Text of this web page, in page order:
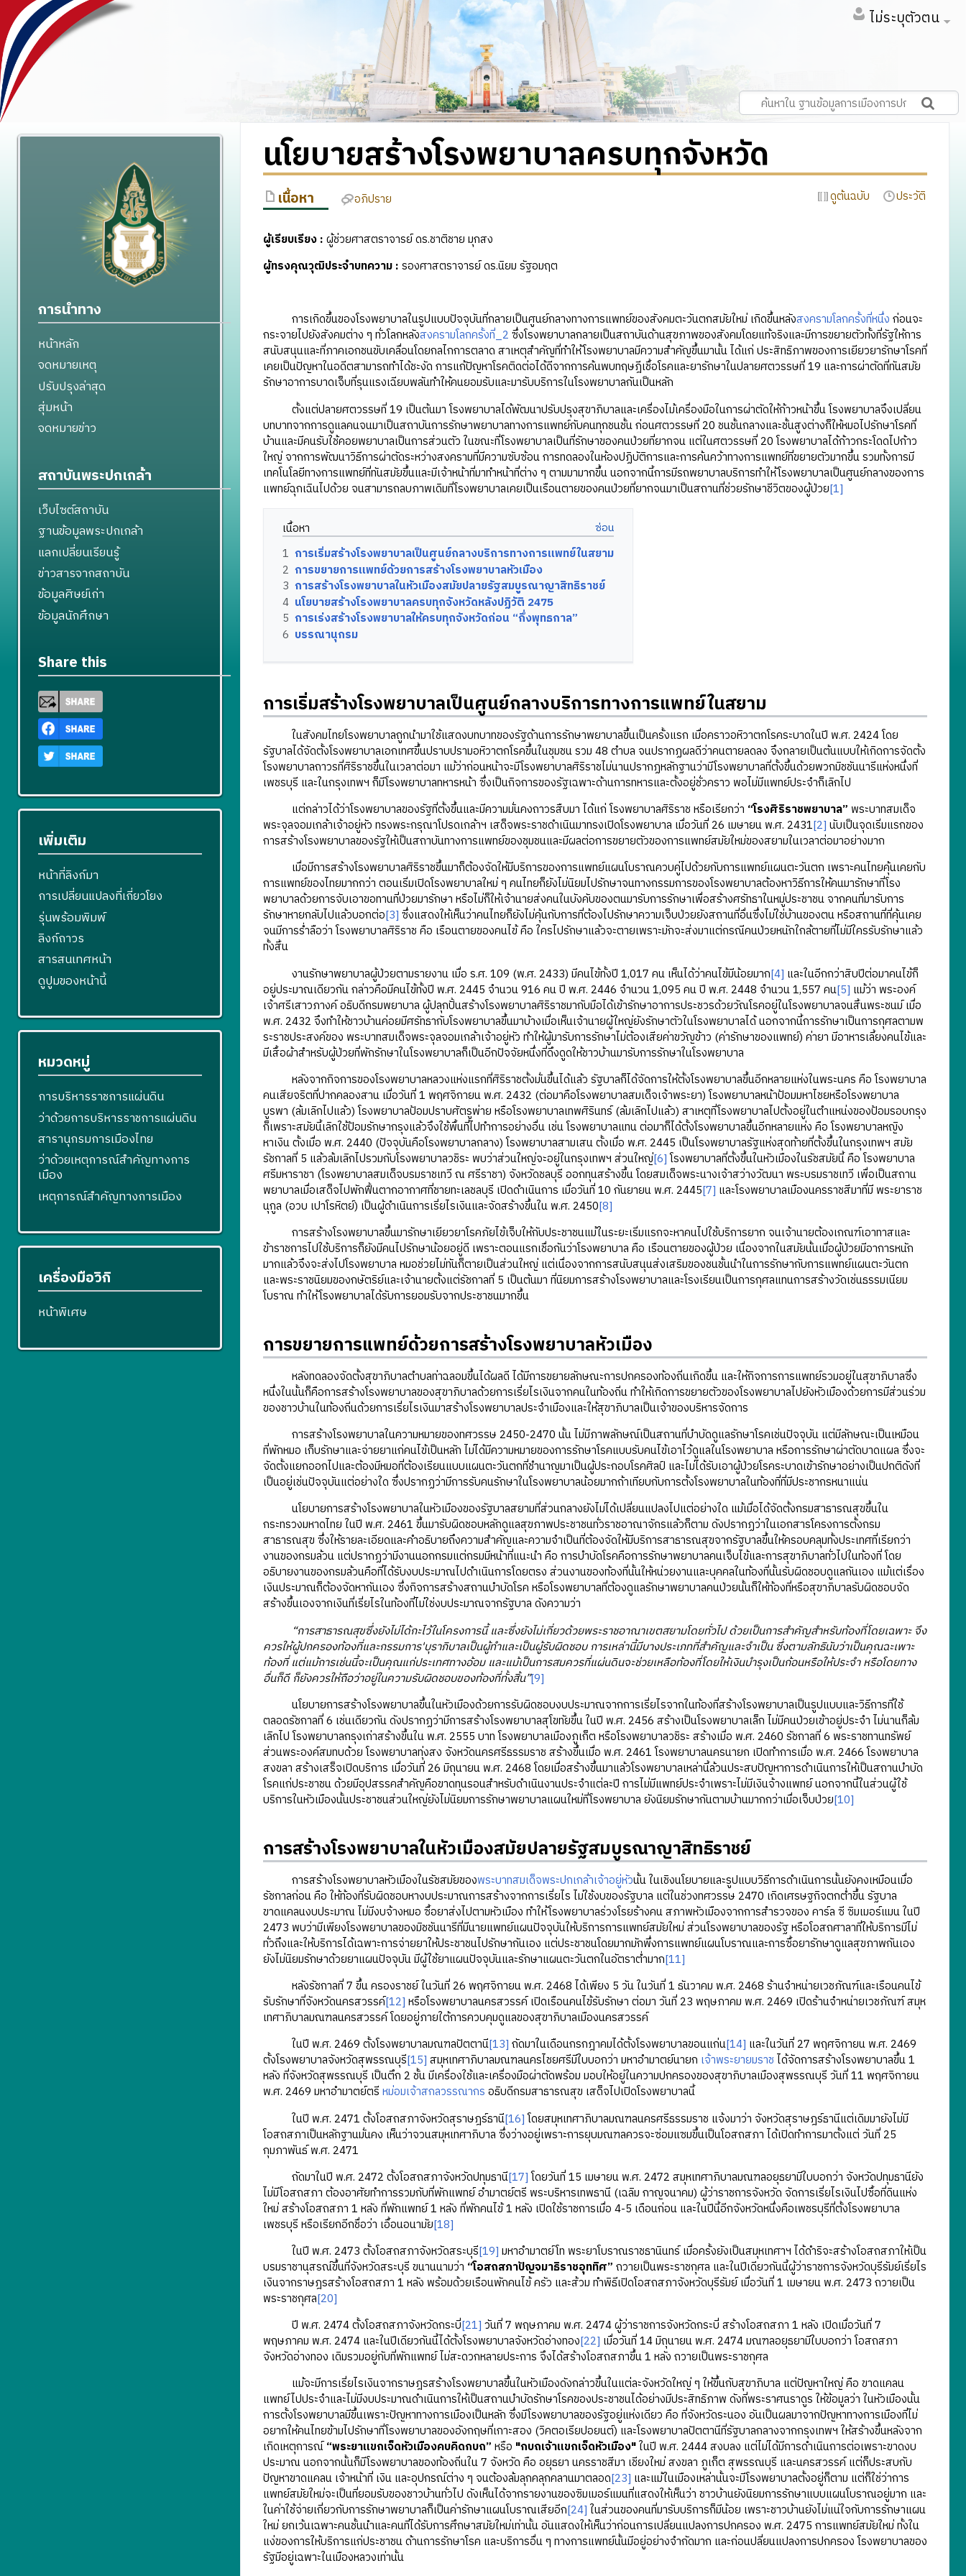
ไม่ระบุตัวตน
นโยบายสร้างโรงพยาบาลครบทุกจังหวัด
เนื้อหา อภิปราย ดูต้นฉบับ ประวัติ
ผู้เรียบเรียง : ผู้ช่วยศาสตราจารย์ ดร.ชาติชาย มุกสง
ผู้ทรงคุณวุฒิประจำบทความ : รองศาสตราจารย์ ดร.นิยม รัฐอมฤต
การเกิดขึ้นของโรงพยาบาลในรูปแบบปัจจุบันที่กลายเป็นศูนย์กลางทางการแพทย์ของสังคมตะวันตกสมัยใหม่ เกิดขึ้นหลังสงครามโลกครั้งที่หนึ่ง ก่อนจะ
กระจายไปยังสังคมต่าง ๆ ทั่วโลกหลังสงครามโลกครั้งที่_2 ซึ่งโรงพยาบาลกลายเป็นสถาบันด้านสุขภาพของสังคมโดยแท้จริงและมีการขยายตัวทั้งที่รัฐให้การ
สนับสนุนและที่ภาคเอกชนขับเคลื่อนโดยกลไกการตลาด สาเหตุสำคัญที่ทำให้โรงพยาบาลมีความสำคัญขึ้นมานั้น ได้แก่ ประสิทธิภาพของการเยียวยารักษาโรคที่
เคยเป็นปัญหาในอดีตสามารถทำได้ชะงัด การแก้ปัญหาโรคติดต่อได้ดีจากการค้นพบทฤษฎีเชื้อโรคและยารักษาในปลายศตวรรษที่ 19 และการผ่าตัดที่ทันสมัย
รักษาอาการบาดเจ็บที่รุนแรงเฉียบพลันทำให้คนยอมรับและมารับบริการในโรงพยาบาลกันเป็นหลัก
ตั้งแต่ปลายศตวรรษที่ 19 เป็นต้นมา โรงพยาบาลได้พัฒนาปรับปรุงสุขาภิบาลและเครื่องไม้เครื่องมือในการผ่าตัดให้ก้าวหน้าขึ้น โรงพยาบาลจึงเปลี่ยน
บทบาทจากการดูแลคนจนมาเป็นสถาบันการรักษาพยาบาลทางการแพทย์กับคนทุกชนชั้น ก่อนศตวรรษที่ 20 ชนชั้นกลางและชั้นสูงต่างก็ให้หมอไปรักษาโรคที่
บ้านและมีคนรับใช้คอยพยาบาลเป็นการส่วนตัว ในขณะที่โรงพยาบาลเป็นที่รักษาของคนป่วยที่ยากจน แต่ในศตวรรษที่ 20 โรงพยาบาลได้ก้าวกระโดดไปก้าว
ใหญ่ จากการพัฒนาวิธีการผ่าตัดระหว่างสงครามที่มีความซับซ้อน การทดลองในห้องปฏิบัติการและการค้นคว้าทางการแพทย์ที่ขยายตัวมากขึ้น รวมทั้งการมี
เทคโนโลยีทางการแพทย์ที่ทันสมัยขึ้นและมีเจ้าหน้าที่มาทำหน้าที่ต่าง ๆ ตามมามากขึ้น นอกจากนี้การมีรถพยาบาลบริการทำให้โรงพยาบาลเป็นศูนย์กลางของการ
แพทย์ฉุกเฉินไปด้วย จนสามารถลบภาพเดิมที่โรงพยาบาลเคยเป็นเรือนตายของคนป่วยที่ยากจนมาเป็นสถานที่ช่วยรักษาชีวิตของผู้ป่วย[1]
เนื้อหา
1 การเริ่มสร้างโรงพยาบาลเป็นศูนย์กลางบริการทางการแพทย์ในสยาม
2 การขยายการแพทย์ด้วยการสร้างโรงพยาบาลหัวเมือง
3 การสร้างโรงพยาบาลในหัวเมืองสมัยปลายรัฐสมบูรณาญาสิทธิราชย์
4 นโยบายสร้างโรงพยาบาลครบทุกจังหวัดหลังปฏิวัติ 2475
5 การเร่งสร้างโรงพยาบาลให้ครบทุกจังหวัดก่อน “กึ่งพุทธกาล”
6 บรรณานุกรม
การเริ่มสร้างโรงพยาบาลเป็นศูนย์กลางบริการทางการแพทย์ในสยาม
ในสังคมไทยโรงพยาบาลถูกนำมาใช้แสดงบทบาทของรัฐด้านการรักษาพยาบาลขึ้นเป็นครั้งแรก เมื่อคราวอหิวาตกโรคระบาดในปี พ.ศ. 2424 โดย
รัฐบาลได้จัดตั้งโรงพยาบาลเอกเทศขึ้นปราบปรามอหิวาตกโรคขึ้นในชุมชน รวม 48 ตำบล จนปรากฏผลดีว่าคนตายลดลง จึงกลายเป็นต้นแบบให้เกิดการจัดตั้ง
โรงพยาบาลถาวรที่ศิริราชขึ้นในเวลาต่อมา แม้ว่าก่อนหน้าจะมีโรงพยาบาลศิริราชไม่นานปรากฏหลักฐานว่ามีโรงพยาบาลที่ตั้งขึ้นด้วยพวกมิชชันนารีแห่งหนึ่งที่
เพชรบุรี และในกรุงเทพฯ ก็มีโรงพยาบาลทหารหน้า ซึ่งเป็นกิจการของรัฐเฉพาะด้านการทหารและตั้งอยู่ชั่วคราว พอไม่มีแพทย์ประจำก็เลิกไป
แต่กล่าวได้ว่าโรงพยาบาลของรัฐที่ตั้งขึ้นและมีความมั่นคงถาวรสืบมา ได้แก่ โรงพยาบาลศิริราช หรือเรียกว่า “โรงศิริราชพยาบาล” พระบาทสมเด็จ
พระจุลจอมเกล้าเจ้าอยู่หัว ทรงพระกรุณาโปรดเกล้าฯ เสด็จพระราชดำเนินมาทรงเปิดโรงพยาบาล เมื่อวันที่ 26 เมษายน พ.ศ. 2431[2] นับเป็นจุดเริ่มแรกของ
การสร้างโรงพยาบาลของรัฐให้เป็นสถาบันทางการแพทย์ของชุมชนและมีผลต่อการขยายตัวของการแพทย์สมัยใหม่ของสยามในเวลาต่อมาอย่างมาก
เมื่อมีการสร้างโรงพยาบาลศิริราชขึ้นมาก็ต้องจัดให้มีบริการของการแพทย์แผนโบราณควบคู่ไปด้วยกับการแพทย์แผนตะวันตก เพราะคนไทยคุ้นเคยกับ
การแพทย์ของไทยมากกว่า ตอนเริ่มเปิดโรงพยาบาลใหม่ ๆ คนไทยก็ยังไม่นิยมไปรักษาจนทางกรรมการของโรงพยาบาลต้องหาวิธีการให้คนมารักษาที่โรง
พยาบาลด้วยการจับเอาขอทานที่ป่วยมารักษา หรือไม่ก็ให้เจ้านายส่งคนในบังคับของตนมารับการรักษาเพื่อสร้างศรัทธาในหมู่ประชาชน จากคนที่มารับการ
รักษาหายกลับไปแล้วบอกต่อ[3] ซึ่งแสดงให้เห็นว่าคนไทยก็ยังไม่คุ้นกับการที่ต้องไปรักษาความเจ็บป่วยยังสถานที่อื่นซึ่งไม่ใช่บ้านของตน หรือสถานที่ที่คุ้นเคย
จนมีการร่ำลือว่า โรงพยาบาลศิริราช คือ เรือนตายของคนไข้ คือ ใครไปรักษาแล้วจะตายเพราะมักจะส่งมาแต่กรณีคนป่วยหนักใกล้ตายที่ไม่มีใครรับรักษาแล้ว
ทั้งสิ้น
งานรักษาพยาบาลผู้ป่วยตามรายงาน เมื่อ ร.ศ. 109 (พ.ศ. 2433) มีคนไข้ทั้งปี 1,017 คน เห็นได้ว่าคนไข้มีน้อยมาก[4] และในอีกกว่าสิบปีต่อมาคนไข้ก็
อยู่ประมาณเดียวกัน กล่าวคือมีคนไข้ทั้งปี พ.ศ. 2445 จำนวน 916 คน ปี พ.ศ. 2446 จำนวน 1,095 คน ปี พ.ศ. 2448 จำนวน 1,557 คน[5] แม้ว่า พระองค์
เจ้าศรีเสาวภางค์ อธิบดีกรมพยาบาล ผู้ปลุกปั้นสร้างโรงพยาบาลศิริราชมากับมือได้เข้ารักษาอาการประชวรด้วยวัณโรคอยู่ในโรงพยาบาลจนสิ้นพระชนม์ เมื่อ
พ.ศ. 2432 จึงทำให้ชาวบ้านค่อยมีศรัทธากับโรงพยาบาลขึ้นมาบ้างเมื่อเห็นเจ้านายผู้ใหญ่ยังรักษาตัวในโรงพยาบาลได้ นอกจากนี้การรักษาเป็นการกุศลตามพ
ระราชประสงค์ของ พระบาทสมเด็จพระจุลจอมเกล้าเจ้าอยู่หัว ทำให้ผู้มารับการรักษาไม่ต้องเสียค่าขวัญข้าว (ค่ารักษาของแพทย์) ค่ายา มีอาหารเลี้ยงคนไข้และ
มีเสื้อผ้าสำหรับผู้ป่วยที่พักรักษาในโรงพยาบาลก็เป็นอีกปัจจัยหนึ่งที่ดึงดูดให้ชาวบ้านมารับการรักษาในโรงพยาบาล
หลังจากกิจการของโรงพยาบาลหลวงแห่งแรกที่ศิริราชตั้งมั่นขึ้นได้แล้ว รัฐบาลก็ได้จัดการให้ตั้งโรงพยาบาลขึ้นอีกหลายแห่งในพระนคร คือ โรงพยาบาล
คนเสียจริตที่ปากคลองสาน เมื่อวันที่ 1 พฤศจิกายน พ.ศ. 2432 (ต่อมาคือโรงพยาบาลสมเด็จเจ้าพระยา) โรงพยาบาลหน้าป้อมมหาไชยหรือโรงพยาบาล
บูรพา (ล้มเลิกไปแล้ว) โรงพยาบาลป้อมปราบศัตรูพ่าย หรือโรงพยาบาลเทพศิรินทร์ (ล้มเลิกไปแล้ว) สาเหตุที่โรงพยาบาลไปตั้งอยู่ในตำแหน่งของป้อมรอบกรุง
ก็เพราะสมัยนี้เลิกใช้ป้อมรักษากรุงแล้วจึงใช้พื้นที่ไปทำการอย่างอื่น เช่น โรงพยาบาลแทน ต่อมาก็ได้ตั้งโรงพยาบาลขึ้นอีกหลายแห่ง คือ โรงพยาบาลหญิง
หาเงิน ตั้งเมื่อ พ.ศ. 2440 (ปัจจุบันคือโรงพยาบาลกลาง) โรงพยาบาลสามเสน ตั้งเมื่อ พ.ศ. 2445 เป็นโรงพยาบาลรัฐแห่งสุดท้ายที่ตั้งขึ้นในกรุงเทพฯ สมัย
รัชกาลที่ 5 แล้วล้มเลิกไปรวมกับโรงพยาบาลวชิระ พบว่าส่วนใหญ่จะอยู่ในกรุงเทพฯ ส่วนใหญ่[6]โรงพยาบาลที่ตั้งขึ้นในหัวเมืองในรัชสมัยนี้ คือ โรงพยาบาล
ศรีมหาราชา (โรงพยาบาลสมเด็จบรมราชเทวี ณ ศรีราชา) จังหวัดชลบุรี ออกทุนสร้างขึ้น โดยสมเด็จพระนางเจ้าสว่างวัฒนา พระบรมราชเทวี เพื่อเป็นสถาน
พยาบาลเมื่อเสด็จไปพักฟื้นตากอากาศที่ชายทะเลชลบุรี เปิดดำเนินการ เมื่อวันที่ 10 กันยายน พ.ศ. 2445[7] และโรงพยาบาลเมืองนครราชสีมาที่มี พระยาราช
นุกูล (อวบ เปาโรหิตย์) เป็นผู้ดำเนินการเรี่ยไรเงินและจัดสร้างขึ้นใน พ.ศ. 2450[8]
การสร้างโรงพยาบาลขึ้นมารักษาเยียวยาโรคภัยไข้เจ็บให้กับประชาชนแม้ในระยะเริ่มแรกจะหาคนไปใช้บริการยาก จนเจ้านายต้องเกณฑ์เอาทาสและ
ข้าราชการไปใช้บริการก็ยังมีคนไปรักษาน้อยอยู่ดี เพราะตอนแรกเชื่อกันว่าโรงพยาบาล คือ เรือนตายของผู้ป่วย เนื่องจากในสมัยนั้นเมื่อผู้ป่วยมีอาการหนัก
มากแล้วจึงจะส่งไปโรงพยาบาล หมอช่วยไม่ทันก็ตายเป็นส่วนใหญ่ แต่เนื่องจากการสนับสนุนส่งเสริมของชนชั้นนำในการรักษากับการแพทย์แผนตะวันตก
และพระราชนิยมของกษัตริย์และเจ้านายตั้งแต่รัชกาลที่ 5 เป็นต้นมา ที่นิยมการสร้างโรงพยาบาลและโรงเรียนเป็นการกุศลแทนการสร้างวัดเช่นธรรมเนียม
โบราณ ทำให้โรงพยาบาลได้รับการยอมรับจากประชาชนมากขึ้น
การขยายการแพทย์ด้วยการสร้างโรงพยาบาลหัวเมือง
หลังทดลองจัดตั้งสุขาภิบาลตำบลท่าฉลอมขึ้นได้ผลดี ได้มีการขยายลักษณะการปกครองท้องถิ่นเกิดขึ้น และให้กิจการการแพทย์รวมอยู่ในสุขาภิบาลซึ่ง
หนึ่งในนั้นก็คือการสร้างโรงพยาบาลของสุขาภิบาลด้วยการเรี่ยไรเงินจากคนในท้องถิ่น ทำให้เกิดการขยายตัวของโรงพยาบาลไปยังหัวเมืองด้วยการมีส่วนร่วม
ของชาวบ้านในท้องถิ่นด้วยการเรี่ยไรเงินมาสร้างโรงพยาบาลประจำเมืองและให้สุขาภิบาลเป็นเจ้าของบริหารจัดการ
การสร้างโรงพยาบาลในความหมายของทศวรรษ 2450-2470 นั้น ไม่มีภาพลักษณ์เป็นสถานที่บำบัดดูแลรักษาโรคเช่นปัจจุบัน แต่มีลักษณะเป็นเหมือน
ที่พักหมอ เก็บรักษาและจ่ายยาแก่คนไข้เป็นหลัก ไม่ได้มีความหมายของการรักษาโรคแบบรับคนไข้เอาไว้ดูแลในโรงพยาบาล หรือการรักษาผ่าตัดบาดแผล ซึ่งจะ
จัดตั้งแยกออกไปและต้องมีหมอที่ต้องเรียนแบบแผนตะวันตกที่ชำนาญมาเป็นผู้ประกอบโรคศิลป์ และไม่ได้รับเอาผู้ป่วยโรคระบาดเข้ารักษาอย่างเป็นปกติดังที่
เป็นอยู่เช่นปัจจุบันแต่อย่างใด ซึ่งปรากฏว่ามีการรับคนรักษาในโรงพยาบาลน้อยมากถ้าเทียบกับการตั้งโรงพยาบาลในท้องที่ที่มีประชากรหนาแน่น
นโยบายการสร้างโรงพยาบาลในหัวเมืองของรัฐบาลสยามที่ส่วนกลางยังไม่ได้เปลี่ยนแปลงไปแต่อย่างใด แม้เมื่อได้จัดตั้งกรมสาธารณสุขขึ้นใน
กระทรวงมหาดไทย ในปี พ.ศ. 2461 ขึ้นมารับผิดชอบหลักดูแลสุขภาพประชาชนทั่วราชอาณาจักรแล้วก็ตาม ดังปรากฏว่าในเอกสารโครงการตั้งกรม
สาธารณสุข ซึ่งให้รายละเอียดและคำอธิบายถึงความสำคัญและความจำเป็นที่ต้องจัดให้มีบริการสาธารณสุขจากรัฐบาลขึ้นให้ครอบคลุมทั้งประเทศที่เรียกว่า
งานของกรมล้วน แต่ปรากฏว่ามีงานนอกกรมแต่กรมมีหน้าที่แนะนำ คือ การบำบัดโรคคือการรักษาพยาบาลคนเจ็บไข้และการสุขาภิบาลทั่วไปในท้องที่ โดย
อธิบายงานของกรมล้วนคือที่ได้รับงบประมาณไปดำเนินการโดยตรง ส่วนงานของท้องที่นั้นให้หน่วยงานและบุคคลในท้องที่นั้นรับผิดชอบดูแลกันเอง แม้แต่เรื่อง
เงินประมาณก็ต้องจัดหากันเอง ซึ่งกิจการสร้างสถานบำบัดโรค หรือโรงพยาบาลที่ต้องดูแลรักษาพยาบาลคนป่วยนั้นก็ให้ท้องที่หรือสุขาภิบาลรับผิดชอบจัด
สร้างขึ้นเองจากเงินที่เรี่ยไรในท้องที่ไม่ใช่งบประมาณจากรัฐบาล ดังความว่า
“การสาธารณสุขซึ่งยังไม่ได้กะไว้ในโครงการนี้ และซึ่งยังไม่เกี่ยวด้วยพระราชอาณาเขตสยามโดยทั่วไป ด้วยเป็นการสำคัญสำหรับท้องที่โดยเฉพาะ จึง
ควรให้ผู้ปกครองท้องที่และกรรมการ'บุราภิบาลเป็นผู้ทำและเป็นผู้รับผิดชอบ การเหล่านี้มีบางประเภทที่สำคัญและจำเป็น ซึ่งตามลัทธินับว่าเป็นคุณฉะเพาะ
ท้องที่ แต่แม้การเช่นนี้จะเป็นคุณแก่ประเทศทางอ้อม และแม้เป็นการสมควรที่แผ่นดินจะช่วยเหลือท้องที่โดยให้เงินบำรุงเป็นก้อนหรือให้ประจำ หรือโดยทาง
อื่นก็ดี ก็ยังควรให้ถือว่าอยู่ในความรับผิดชอบของท้องที่ทั้งสิ้น”[9]
นโยบายการสร้างโรงพยาบาลขึ้นในหัวเมืองด้วยการรับผิดชอบงบประมาณจากการเรี่ยไรจากในท้องที่สร้างโรงพยาบาลเป็นรูปแบบและวิธีการที่ใช้
ตลอดรัชกาลที่ 6 เช่นเดียวกัน ดังปรากฏว่ามีการสร้างโรงพยาบาลสุโขทัยขึ้น ในปี พ.ศ. 2456 สร้างเป็นโรงพยาบาลเล็ก ไม่มีคนป่วยเข้าอยู่ประจำ ไม่นานก็ล้ม
เลิกไป โรงพยาบาลกรุงเก่าสร้างขึ้นใน พ.ศ. 2555 บาท โรงพยาบาลเมืองภูเก็ต หรือโรงพยาบาลวชิระ สร้างเมื่อ พ.ศ. 2460 รัชกาลที่ 6 พระราชทานทรัพย์
ส่วนพระองค์สมทบด้วย โรงพยาบาลทุ่งสง จังหวัดนครศรีธรรมราช สร้างขึ้นเมื่อ พ.ศ. 2461 โรงพยาบาลนครนายก เปิดทำการเมื่อ พ.ศ. 2466 โรงพยาบาล
สงขลา สร้างเสร็จเปิดบริการ เมื่อวันที่ 26 มิถุนายน พ.ศ. 2468 โดยเมื่อสร้างขึ้นมาแล้วโรงพยาบาลเหล่านี้ล้วนประสบปัญหาการดำเนินการให้เป็นสถานบำบัด
โรคแก่ประชาชน ด้วยมีอุปสรรคสำคัญคือขาดทุนรอนสำหรับดำเนินงานประจำแต่ละปี การไม่มีแพทย์ประจำเพราะไม่มีเงินจ้างแพทย์ นอกจากนี้ในส่วนผู้ใช้
บริการในหัวเมืองนั้นประชาชนส่วนใหญ่ยังไม่นิยมการรักษาพยาบาลแผนใหม่ที่โรงพยาบาล ยังนิยมรักษากันตามบ้านมากกว่าเมื่อเจ็บป่วย[10]
การสร้างโรงพยาบาลในหัวเมืองสมัยปลายรัฐสมบูรณาญาสิทธิราชย์
การสร้างโรงพยาบาลหัวเมืองในรัชสมัยของพระบาทสมเด็จพระปกเกล้าเจ้าอยู่หัวนั้น ในเชิงนโยบายและรูปแบบวิธีการดำเนินการนั้นยังคงเหมือนเมื่อ
รัชกาลก่อน คือ ให้ท้องที่รับผิดชอบหางบประมาณการสร้างจากการเรี่ยไร ไม่ใช้งบของรัฐบาล แต่ในช่วงทศวรรษ 2470 เกิดเศรษฐกิจตกต่ำขึ้น รัฐบาล
ขาดแคลนงบประมาณ ไม่มีงบจ้างหมอ ซื้อยาส่งไปตามหัวเมือง ทำให้โรงพยาบาลร่วงโรยร้างคน สภาพหัวเมืองจากการสำรวจของ คาร์ล ซี ซิมเมอร์แมน ในปี
2473 พบว่ามีเพียงโรงพยาบาลของมิชชันนารีที่มีนายแพทย์แผนปัจจุบันให้บริการการแพทย์สมัยใหม่ ส่วนโรงพยาบาลของรัฐ หรือโอสถศาลาที่ให้บริการมีไม่
ทั่วถึงและให้บริการได้เฉพาะการจ่ายยาให้ประชาชนไปรักษากันเอง แต่ประชาชนโดยมากมักพึ่งการแพทย์แผนโบราณและการซื้อยารักษาดูแลสุขภาพกันเอง
ยังไม่นิยมรักษาด้วยยาแผนปัจจุบัน มีผู้ใช้ยาแผนปัจจุบันและรักษาแผนตะวันตกในอัตราต่ำมาก[11]
หลังรัชกาลที่ 7 ขึ้น ครองราชย์ ในวันที่ 26 พฤศจิกายน พ.ศ. 2468 ได้เพียง 5 วัน ในวันที่ 1 ธันวาคม พ.ศ. 2468 ร้านจําหน่ายเวชภัณฑ์และเรือนคนไข้
รับรักษาที่จังหวัดนครสวรรค์[12] หรือโรงพยาบาลนครสวรรค์ เปิดเรือนคนไข้รับรักษา ต่อมา วันที่ 23 พฤษภาคม พ.ศ. 2469 เปิดร้านจําหน่ายเวชภัณฑ์ สมุห
เทศาภิบาลมณฑลนครสวรรค์ โดยอยู่ภายใต้การควบคุมดูแลของสุขาภิบาลเมืองนครสวรรค์
ในปี พ.ศ. 2469 ตั้งโรงพยาบาลมณฑลปัตตานี[13] ถัดมาในเดือนกรกฎาคมได้ตั้งโรงพยาบาลขอนแก่น[14] และในวันที่ 27 พฤศจิกายน พ.ศ. 2469
ตั้งโรงพยาบาลจังหวัดสุพรรณบุรี[15] สมุหเทศาภิบาลมณฑลนครไชยศรีมีใบบอกว่า มหาอํามาตย์นายก เจ้าพระยายมราช ได้จัดการสร้างโรงพยาบาลขึ้น 1
หลัง ที่จังหวัดสุพรรณบุรี เป็นตึก 2 ชั้น มีเครื่องใช้และเครื่องมือผ่าตัดพร้อม มอบให้อยู่ในความปกครองของสุขาภิบาลเมืองสุพรรณบุรี วันที่ 11 พฤศจิกายน
พ.ศ. 2469 มหาอํามาตย์ตรี หม่อมเจ้าสกลวรรณากร อธิบดีกรมสาธารณสุข เสด็จไปเปิดโรงพยาบาลนี้
ในปี พ.ศ. 2471 ตั้งโอสถสภาจังหวัดสุราษฎร์ธานี[16]โดยสมุหเทศาภิบาลมณฑลนครศรีธรรมราช แจ้งมาว่า จังหวัดสุราษฎร์ธานีแต่เดิมมายังไม่มี
โอสถสภาเป็นหลักฐานมั่นคง เห็นว่าจวนสมุหเทศาภิบาล ซึ่งว่างอยู่เพราะการยุบมณฑลควรจะซ่อมแซมขึ้นเป็นโอสถสภา ได้เปิดทําการมาตั้งแต่ วันที่ 25
กุมภาพันธ์ พ.ศ. 2471
ถัดมาในปี พ.ศ. 2472 ตั้งโอสถสภาจังหวัดปทุมธานี[17]โดยวันที่ 15 เมษายน พ.ศ. 2472 สมุหเทศาภิบาลมณฑลอยุธยามีใบบอกว่า จังหวัดปทุมธานียัง
ไม่มีโอสถสภา ต้องอาศัยทำการรวมกับที่พักแพทย์ อํามาตย์ตรี พระบริหารเทพธานี (เฉลิม กาญจนาคม) ผู้ว่าราชการจังหวัด จัดการเรี่ยไรเงินไปซื้อที่ดินแห่ง
ใหม่ สร้างโอสถสภา 1 หลัง ที่พักแพทย์ 1 หลัง ที่พักคนไข้ 1 หลัง เปิดใช้ราชการเมื่อ 4-5 เดือนก่อน และในปีนี้อีกจังหวัดหนึ่งคือเพชรบุรีที่ตั้งโรงพยาบาล
เพชรบุรี หรือเรียกอีกชื่อว่า เอื้อนอนามัย[18]
ในปี พ.ศ. 2473 ตั้งโอสถสภาจังหวัดสระบุรี[19] มหาอํามาตย์โท พระยาโบราณราชธานินทร์ เมื่อครั้งยังเป็นสมุหเทศาฯ ได้ดําริจะสร้างโอสถสภาให้เป็น
บรมราชานุสรณ์ขึ้นที่จังหวัดสระบุรี ขนานนามว่า “โอสถสภาปัญจมาธิราชอุททิศ” ถวายเป็นพระราชกุศล และในปีเดียวกันนี้ผู้ว่าราชการจังหวัดบุรีรัมย์เรี่ยไร
เงินจากราษฎรสร้างโอสถสภา 1 หลัง พร้อมด้วยเรือนพักคนไข้ ครัว และส้วม ทําพิธีเปิดโอสถสภาจังหวัดบุรีรัมย์ เมื่อวันที่ 1 เมษายน พ.ศ. 2473 ถวายเป็น
พระราชกุศล[20]
ปี พ.ศ. 2474 ตั้งโอสถสภาจังหวัดกระบี่[21] วันที่ 7 พฤษภาคม พ.ศ. 2474 ผู้ว่าราชการจังหวัดกระบี่ สร้างโอสถสภา 1 หลัง เปิดเมื่อวันที่ 7
พฤษภาคม พ.ศ. 2474 และในปีเดียวกันนี้ได้ตั้งโรงพยาบาลจังหวัดอ่างทอง[22] เมื่อวันที่ 14 มิถุนายน พ.ศ. 2474 มณฑลอยุธยามีใบบอกว่า โอสถสภา
จังหวัดอ่างทอง เดิมรวมอยู่กับที่พักแพทย์ ไม่สะดวกหลายประการ จึงได้สร้างโอสถสภาขึ้น 1 หลัง ถวายเป็นพระราชกุศล
แม้จะมีการเรี่ยไรเงินจากราษฎรสร้างโรงพยาบาลขึ้นในหัวเมืองดังกล่าวขึ้นในแต่ละจังหวัดใหญ่ ๆ ให้ขึ้นกับสุขาภิบาล แต่ปัญหาใหญ่ คือ ขาดแคลน
แพทย์ไปประจำและไม่มีงบประมาณดำเนินการให้เป็นสถานบำบัดรักษาโรคของประชาชนได้อย่างมีประสิทธิภาพ ดังที่พระราศนราดูร ให้ข้อมูลว่า ในหัวเมืองนั้น
การตั้งโรงพยาบาลมีขึ้นเพราะปัญหาทางการเมืองเป็นหลัก ซึ่งมีโรงพยาบาลของรัฐอยู่แห่งเดียว คือ ที่จังหวัดระนอง อันเป็นผลมาจากปัญหาทางการเมืองที่ไม่
อยากให้คนไทยข้ามไปรักษาที่โรงพยาบาลของอังกฤษที่เกาะสอง (วิคตอเรียปอยนต์) และโรงพยาบาลปัตตานีที่รัฐบาลกลางจากกรุงเทพฯ ให้สร้างขึ้นหลังจาก
เกิดเหตุการณ์“พระยาแขกเจ็ดหัวเมืองคบคิดกบถ” หรือ "กบถเจ้าแขกเจ็ดหัวเมือง"ในปี พ.ศ. 2444 สงบลง แต่ไม่ได้มีการดำเนินการต่อเพราะขาดงบ
ประมาณ นอกจากนั้นก็มีโรงพยาบาลของท้องถิ่นใน 7 จังหวัด คือ อยุธยา นครราชสีมา เชียงใหม่ สงขลา ภูเก็ต สุพรรณบุรี และนครสวรรค์ แต่ก็ประสบกับ
ปัญหาขาดแคลน เจ้าหน้าที่ เงิน และอุปกรณ์ต่าง ๆ จนต้องล้มลุกคลุกคลานมาตลอด[23] และแม้ในเมืองเหล่านั้นจะมีโรงพยาบาลตั้งอยู่ก็ตาม แต่ก็ใช่ว่าการ
แพทย์สมัยใหม่จะเป็นที่ยอมรับของชาวบ้านทั่วไป ดังเห็นได้จากรายงานของซิมเมอร์แมนที่แสดงให้เห็นว่า ชาวบ้านยังนิยมการรักษาแบบแผนโบราณอยู่มาก และ
ในค่าใช้จ่ายเกี่ยวกับการรักษาพยาบาลก็เป็นค่ารักษาแผนโบราณเสียอีก[24] ในส่วนของคนที่มารับบริการก็มีน้อย เพราะชาวบ้านยังไม่แน่ใจกับการรักษาแผน
ใหม่ ยกเว้นเฉพาะคนชั้นนำและคนที่ได้รับการศึกษาสมัยใหม่เท่านั้น อันแสดงให้เห็นว่าก่อนการเปลี่ยนแปลงการปกครอง พ.ศ. 2475 การแพทย์สมัยใหม่ ทั้งใน
แง่ของการให้บริการแก่ประชาชน ด้านการรักษาโรค และบริการอื่น ๆ ทางการแพทย์นั้นมีอยู่อย่างจำกัดมาก และก่อนปลี่ยนแปลงการปกครอง โรงพยาบาลของ
รัฐมีอยู่เฉพาะในเมืองหลวงเท่านั้น
การนำทาง
หน้าหลัก
จดหมายเหตุ
ปรับปรุงล่าสุด
สุ่มหน้า
จดหมายข่าว
สถาบันพระปกเกล้า
เว็บไซต์สถาบัน
ฐานข้อมูลพระปกเกล้า
แลกเปลี่ยนเรียนรู้
ข่าวสารจากสถาบัน
ข้อมูลศิษย์เก่า
ข้อมูลนักศึกษา
Share this
เพิ่มเติม
หน้าที่ลิงก์มา
การเปลี่ยนแปลงที่เกี่ยวโยง
รุ่นพร้อมพิมพ์
ลิงก์ถาวร
สารสนเทศหน้า
ดูปูมของหน้านี้
หมวดหมู่
การบริหารราชการแผ่นดิน
ว่าด้วยการบริหารราชการแผ่นดิน
สารานุกรมการเมืองไทย
ว่าด้วยเหตุการณ์สำคัญทางการ
เมือง
เหตุการณ์สำคัญทางการเมือง
เครื่องมือวิกิ
หน้าพิเศษ